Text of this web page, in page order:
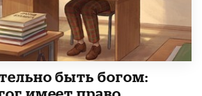
быть богом: